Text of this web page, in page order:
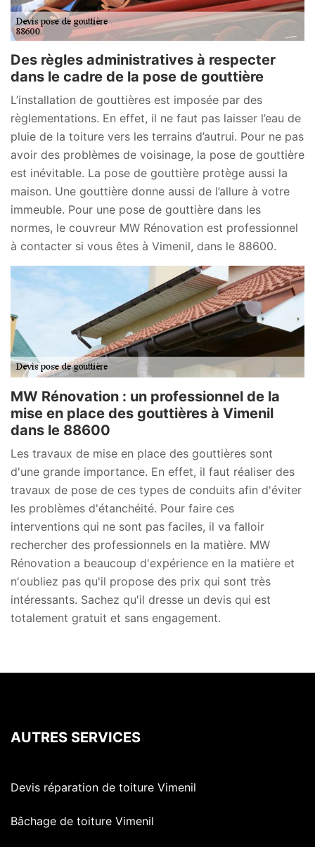
Des règles administratives à respecter
dans le cadre de la pose de gouttière
L’installation de gouttières est imposée par des
règlementations. En effet, il ne faut pas laisser l’eau de
pluie de la toiture vers les terrains d’autrui. Pour ne pas
avoir des problèmes de voisinage, la pose de gouttière
est inévitable. La pose de gouttière protège aussi la
maison. Une gouttière donne aussi de l’allure à votre
immeuble. Pour une pose de gouttière dans les
normes, le couvreur MW Rénovation est professionnel
à contacter si vous êtes à Vimenil, dans le 88600.
MW Rénovation : un professionnel de la
mise en place des gouttières à Vimenil
dans le 88600
Les travaux de mise en place des gouttières sont
d'une grande importance. En effet, il faut réaliser des
travaux de pose de ces types de conduits afin d'éviter
les problèmes d'étanchéité. Pour faire ces
interventions qui ne sont pas faciles, il va falloir
rechercher des professionnels en la matière. MW
Rénovation a beaucoup d'expérience en la matière et
n'oubliez pas qu'il propose des prix qui sont très
intéressants. Sachez qu'il dresse un devis qui est
totalement gratuit et sans engagement.
AUTRES SERVICES
Devis réparation de toiture Vimenil
Bâchage de toiture Vimenil